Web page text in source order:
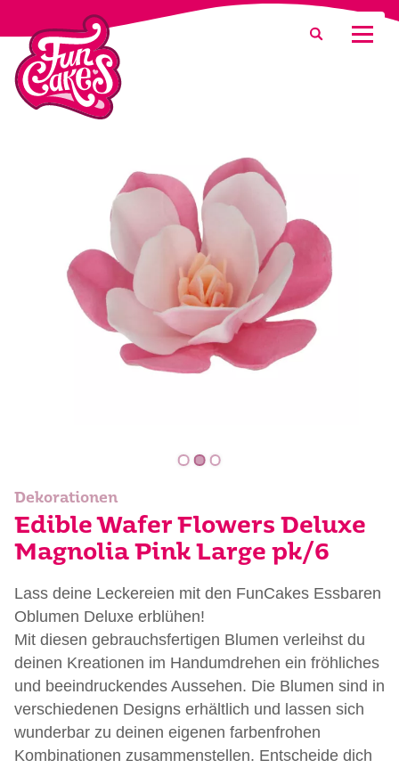
Was suchen Sie?
Suche
Dekorationen
Edible Wafer Flowers Deluxe
Magnolia Pink Large pk/6
Lass deine Leckereien mit den FunCakes Essbaren
Oblumen Deluxe erblühen!
Mit diesen gebrauchsfertigen Blumen verleihst du
deinen Kreationen im Handumdrehen ein fröhliches
und beeindruckendes Aussehen. Die Blumen sind in
verschiedenen Designs erhältlich und lassen sich
wunderbar zu deinen eigenen farbenfrohen
Kombinationen zusammenstellen. Entscheide dich